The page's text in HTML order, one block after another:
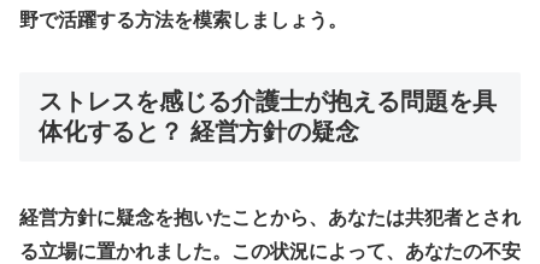
野で活躍する方法を模索しましょう。
ストレスを感じる介護士が抱える問題を具
体化すると？ 経営方針の疑念
経営方針に疑念を抱いたことから、あなたは共犯者とされ
る立場に置かれました。この状況によって、あなたの不安